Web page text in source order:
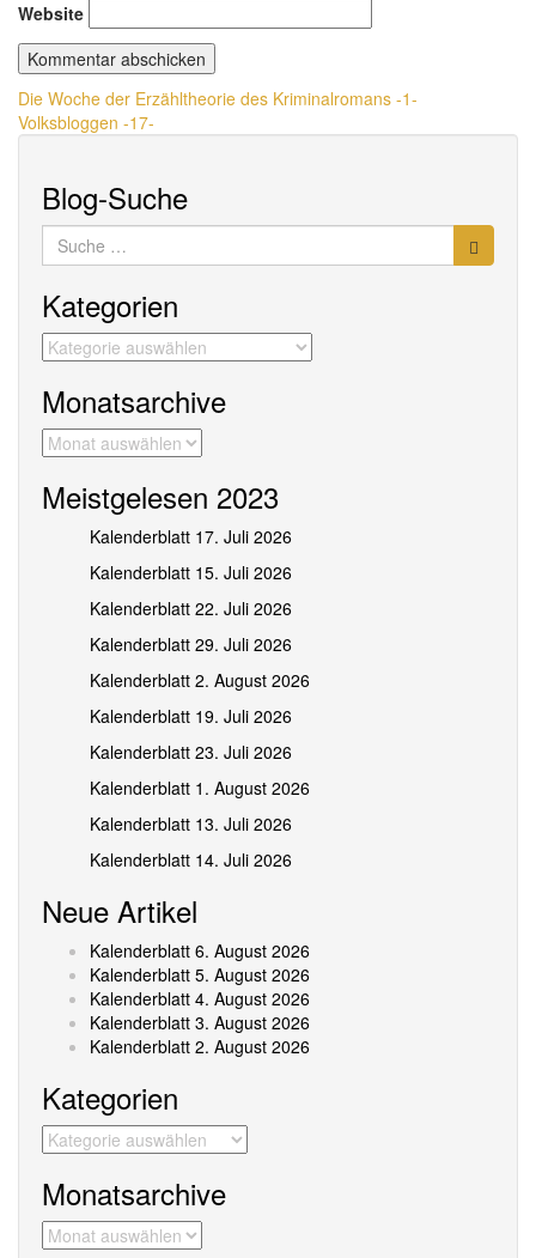
Website
Beitragsnavigation
Die Woche der Erzähltheorie des Kriminalromans -1-
Volksbloggen -17-
Blog-Suche
Suche
nach:
Kategorien
Kategorien
Monatsarchive
Monatsarchive
Meistgelesen 2023
Kalenderblatt 17. Juli 2026
Kalenderblatt 15. Juli 2026
Kalenderblatt 22. Juli 2026
Kalenderblatt 29. Juli 2026
Kalenderblatt 2. August 2026
Kalenderblatt 19. Juli 2026
Kalenderblatt 23. Juli 2026
Kalenderblatt 1. August 2026
Kalenderblatt 13. Juli 2026
Kalenderblatt 14. Juli 2026
Neue Artikel
Kalenderblatt 6. August 2026
Kalenderblatt 5. August 2026
Kalenderblatt 4. August 2026
Kalenderblatt 3. August 2026
Kalenderblatt 2. August 2026
Kategorien
Kategorien
Monatsarchive
Monatsarchive